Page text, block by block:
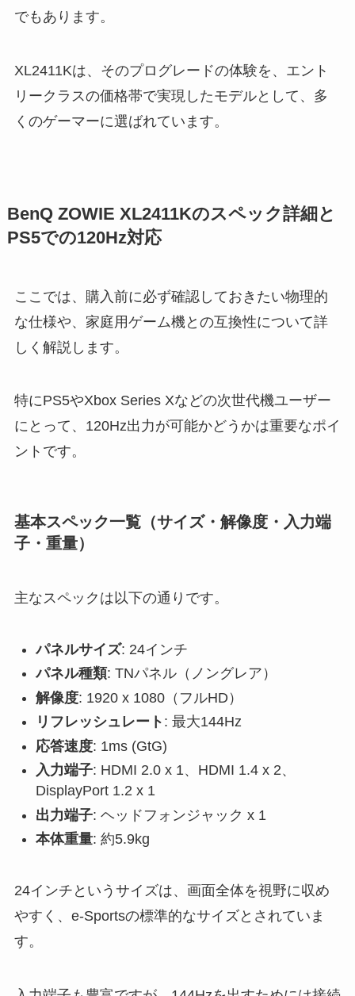
でもあります。
XL2411Kは、そのプログレードの体験を、エント
リークラスの価格帯で実現したモデルとして、多
くのゲーマーに選ばれています。
BenQ ZOWIE XL2411Kのスペック詳細と
PS5での120Hz対応
ここでは、購入前に必ず確認しておきたい物理的
な仕様や、家庭用ゲーム機との互換性について詳
しく解説します。
特にPS5やXbox Series Xなどの次世代機ユーザー
にとって、120Hz出力が可能かどうかは重要なポイ
ントです。
基本スペック一覧（サイズ・解像度・入力端
子・重量）
主なスペックは以下の通りです。
パネルサイズ: 24インチ
パネル種類: TNパネル（ノングレア）
解像度: 1920 x 1080（フルHD）
リフレッシュレート : 最大144Hz
応答速度: 1ms (GtG)
入力端子: HDMI 2.0 x 1、HDMI 1.4 x 2、
DisplayPort 1.2 x 1
出力端子: ヘッドフォンジャック x 1
本体重量: 約5.9kg
24インチというサイズは、画面全体を視野に収め
やすく、e-Sportsの標準的なサイズとされていま
す。